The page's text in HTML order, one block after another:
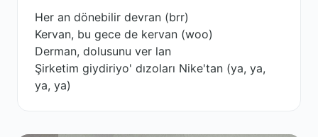
Her an dönebilir devran (brr)
Kervan, bu gece de kervan (woo)
Derman, dolusunu ver lan
Şirketim giydiriyo' dızoları Nike'tan (ya, ya,
ya, ya)